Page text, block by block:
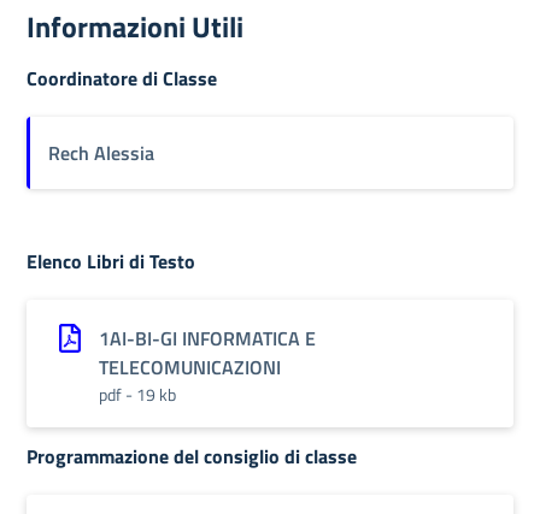
Informazioni Utili
Coordinatore di Classe
Rech Alessia
Elenco Libri di Testo
1AI-BI-GI INFORMATICA E
TELECOMUNICAZIONI
pdf - 19 kb
Programmazione del consiglio di classe